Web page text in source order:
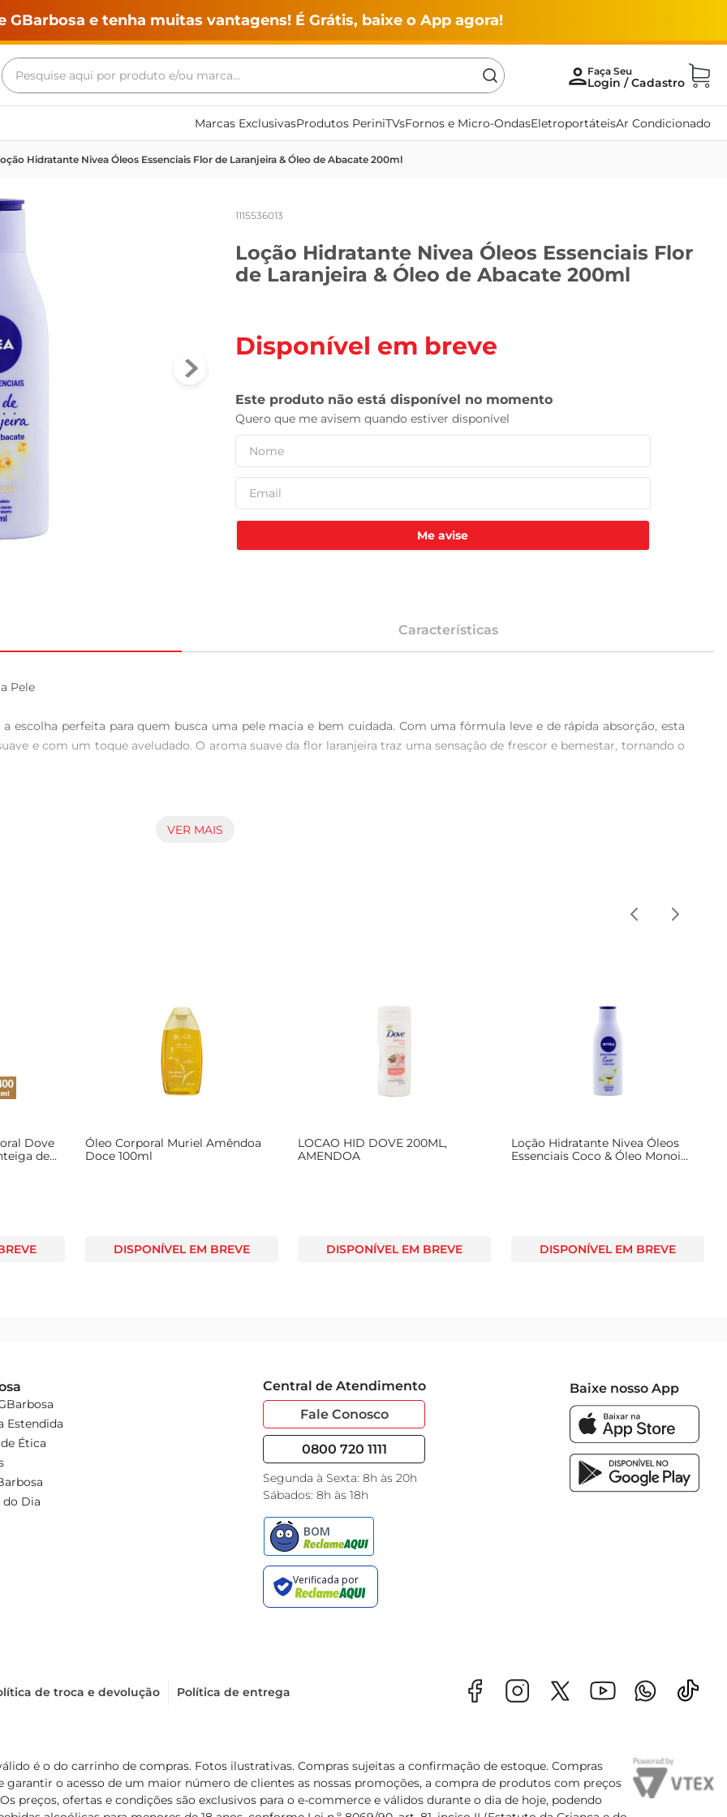
GBarbosa e tenha muitas vantagens! É Grátis, baixe o App agora!
Pesquise aqui por produto e/ou marca...
Marcas ExclusivasProdutos PeriniTVsFornos e Micro-OndasEletroportáteisAr Condicionado
Hidratante Nivea Óleos Essenciais Flor de Laranjeira & Óleo de Abacate 200ml
1115536013
Loção Hidratante Nivea Óleos Essenciais Flor
de Laranjeira & Óleo de Abacate 200ml
Disponível em breve
Me avise
Características
Pele
escolha perfeita para quem busca uma pele macia e bem cuidada. Com uma fórmula leve e de rápida absorção, esta
e com um toque aveludado. O aroma suave da flor laranjeira traz uma sensação de frescor e bemestar, tornando o
e proteção. A textura não oleosa permite que a pele respire, garantindo uma sensação agradável ao longo do dia.
VER MAIS
Dove
de
Óleo Corporal Muriel Amêndoa
Doce 100ml
DISPONÍVEL EM BREVE
LOCAO HID DOVE 200ML,
AMENDOA
DISPONÍVEL EM BREVE
Loção Hidratante Nivea Óleos
Essenciais Coco & Óleo Monoi
DISPONÍVEL EM BREVE
Estendida
Ética
do Dia
Central de Atendimento
Fale Conosco
0800 720 1111
Segunda à Sexta: 8h às 20h
Sábados: 8h às 18h
Baixe nosso App
de troca e devolução Política de entrega
é o do carrinho de compras. Fotos ilustrativas. Compras sujeitas a confirmação de estoque. Compras
garantir o acesso de um maior número de clientes as nossas promoções, a compra de produtos com preços
preços, ofertas e condições são exclusivos para o e-commerce e válidos durante o dia de hoje, podendo
Termos mais buscados
maquina lavar
leite